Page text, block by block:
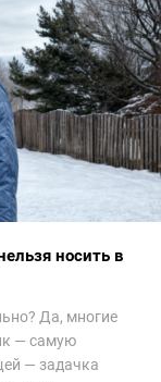
носить в
Да, многие
— самую
— задачка